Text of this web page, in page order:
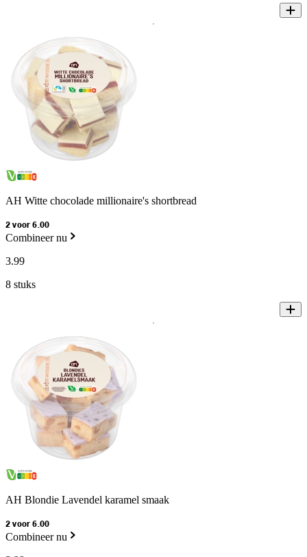
AH Witte chocolade millionaire's shortbread
2 voor 6.00
Combineer nu
3.99
8 stuks
AH Blondie Lavendel karamel smaak
2 voor 6.00
Combineer nu